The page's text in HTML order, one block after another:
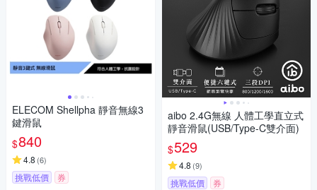
ELECOM Shellpha 靜音無線3
鍵滑鼠
$840
4.8 (6)
挑戰低價 券
aibo 2.4G無線 人體工學直立式
靜音滑鼠(USB/Type-C雙介面)
$529
4.8 (9)
挑戰低價 券